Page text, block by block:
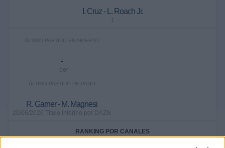
I. Cruz - L. Roach Jr.
1
ÚLTIMO PARTIDO EN ABIERTO
-
- por
ÚLTIMO PARTIDO DE PAGO
R. Garner - M. Magnesi
20/06/2026 Título Interino por DAZN
RANKING POR CANALES